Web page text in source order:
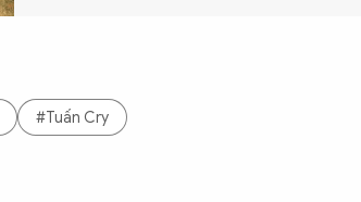
#Tuấn Cry